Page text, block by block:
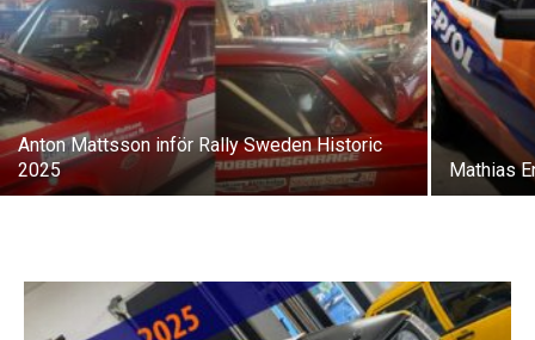
Anton Mattsson inför Rally Sweden Historic
2025
Mathias